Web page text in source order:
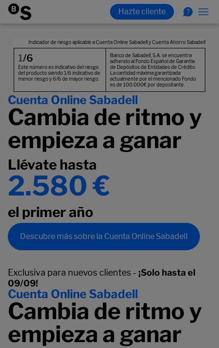
Cuenta Online Sabadell
Cambia de ritmo y
empieza a ganar
Llévate hasta
2.580 €
el primer año
Descubre más sobre la Cuenta Online Sabadell
Exclusiva para nuevos clientes - ¡Solo hasta el
09/09!
Cuenta Online Sabadell
Cambia de ritmo y
empieza a ganar